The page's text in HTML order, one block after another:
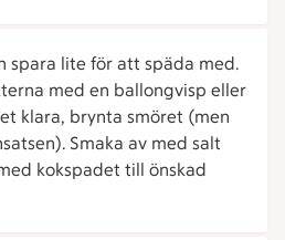
spara lite för att späda med.
med en ballongvisp eller
klara, brynta smöret (men
Smaka av med salt
kokspadet till önskad